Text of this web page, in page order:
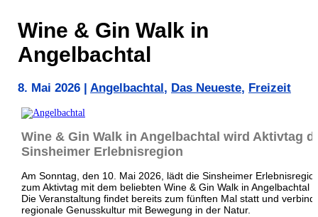
Wine & Gin Walk in
Angelbachtal
8. Mai 2026 Angelbachtal , Das Neueste, Freizeit
Wine & Gin Walk in Angelbachtal wird Aktivtag
Sinsheimer Erlebnisregion
Am Sonntag, den 10. Mai 2026, lädt die Sinsheimer
zum Aktivtag mit dem beliebten Wine & Gin Walk in Angelbachtal
Die Veranstaltung findet bereits zum fünften Mal statt und
regionale Genusskultur mit Bewegung in der Natur.